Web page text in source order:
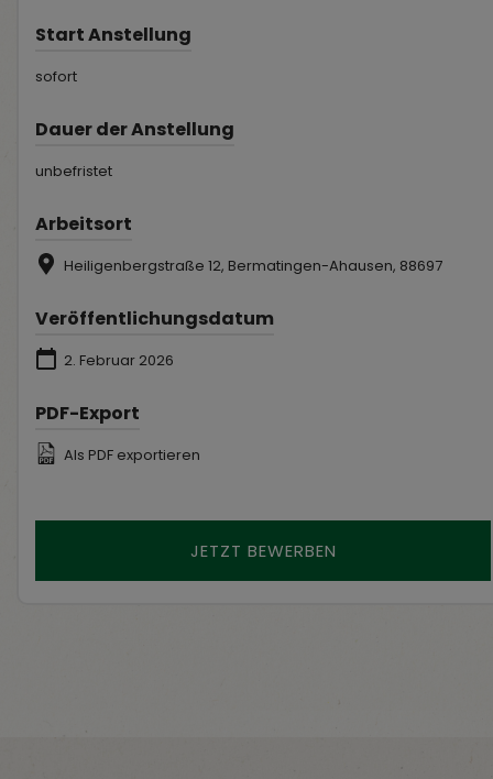
Start Anstellung
sofort
Dauer der Anstellung
unbefristet
Arbeitsort
Heiligenbergstraße 12, Bermatingen-Ahausen, 88697
Veröffentlichungsdatum
2. Februar 2026
PDF-Export
Als PDF exportieren
JETZT BEWERBEN